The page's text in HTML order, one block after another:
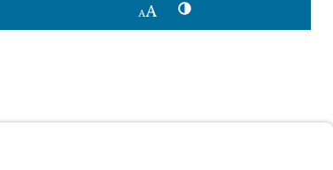
SchriftgrößeKontrastwechsel